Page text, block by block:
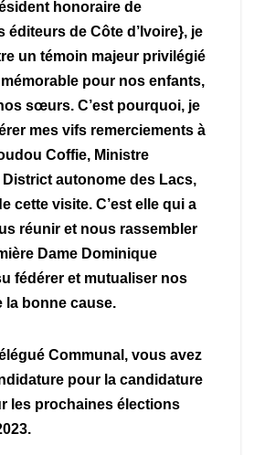
honoraire de
éditeurs de Côte d’Ivoire}, je
un témoin majeur privilégié
pour nos enfants,
sœurs. C’est pourquoi, je
mes vifs remerciements à
Coffie, Ministre
autonome des Lacs,
cette visite. C’est elle qui a
réunir et nous rassembler
Dame Dominique
fédérer et mutualiser nos
la bonne cause.
Communal, vous avez
pour la candidature
les prochaines élections